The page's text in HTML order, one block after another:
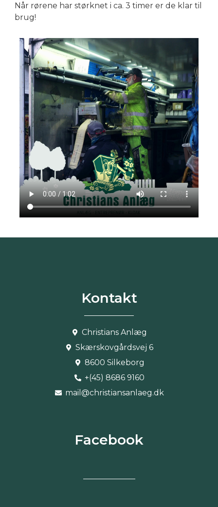
Når rørene har størknet i ca. 3 timer er de klar til
brug!
Kontakt
Christians Anlæg
Skærskovgårdsvej 6
8600 Silkeborg
+(45) 8686 9160
mail@christiansanlaeg.dk
Facebook